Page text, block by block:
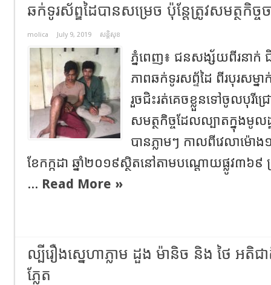
ឆក់ទូរស័ព្ឌដៃបានសម្រេច ប៉ុន្តែត្រូវសមត្ថកិច្
molica July 9, 2019 សន្តិសុខ
ភ្នំពេញ៖ ជនសង្ស័យពីរនាក់
ភាពឆក់ទូរសព្ទ័ដៃ ពីរបុរសម្ន
រួចជិះរត់គេចខ្លួនទៅចូលបុរីជ្
សមត្ថកិច្ចដែលល្បាតក្នុងមូ
បានភ្លាមៗ កាលពីវេលាម៉ោ
ខែកក្កដា ឆ្នាំ២០១៩ស្ថិតនៅតាមបណ្តោយផ្លូវ៣
... Read More »
ល្បីរឿងស្នេហាភ្លាម ដួង ម៉ានិច និង ថៃ អតិជា
ភ្លែត